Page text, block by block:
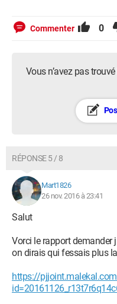
Commenter 0
Vous n’avez pas
RÉPONSE 5 / 8
Mart1826
26 nov. 2016 à 23:41
Salut
Vorci le rapport demander
on dirais qui fessais plus
https://